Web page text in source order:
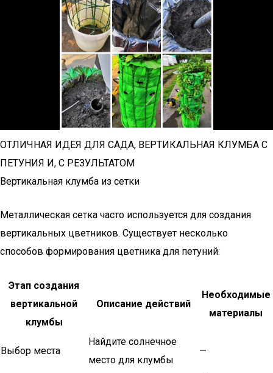
ОТЛИЧНАЯ ИДЕЯ ДЛЯ САДА, ВЕРТИКАЛЬНАЯ КЛУМБА С
ПЕТУНИЯ И, С РЕЗУЛЬТАТОМ
Вертикальная клумба из сетки
Металлическая сетка часто используется для создания
вертикальных цветников. Существует несколько
способов формирования цветника для петуний:
Этап создания
вертикальной
клумбы
Описание действий
Необходимые
материалы
Выбор места
Найдите солнечное
место для клумбы
—